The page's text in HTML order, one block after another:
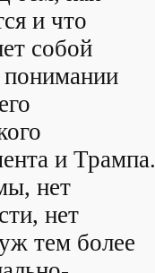
и что
собой
понимании
и Трампа.
нет
нет
тем более